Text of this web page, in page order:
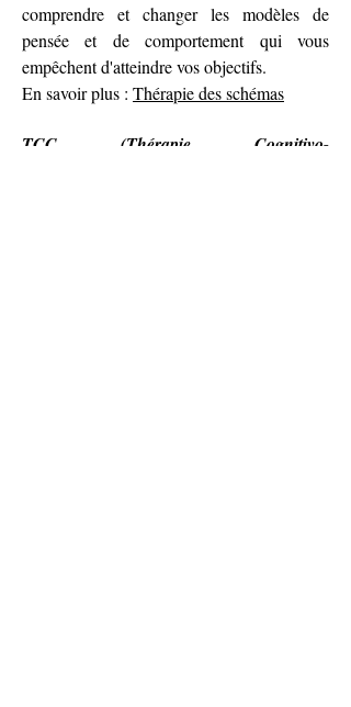
comprendre et changer les modèles de
pensée et de comportement qui vous
empêchent d'atteindre vos objectifs.
En savoir plus : Thérapie des schémas
TCC (Thérapie Cognitivo-